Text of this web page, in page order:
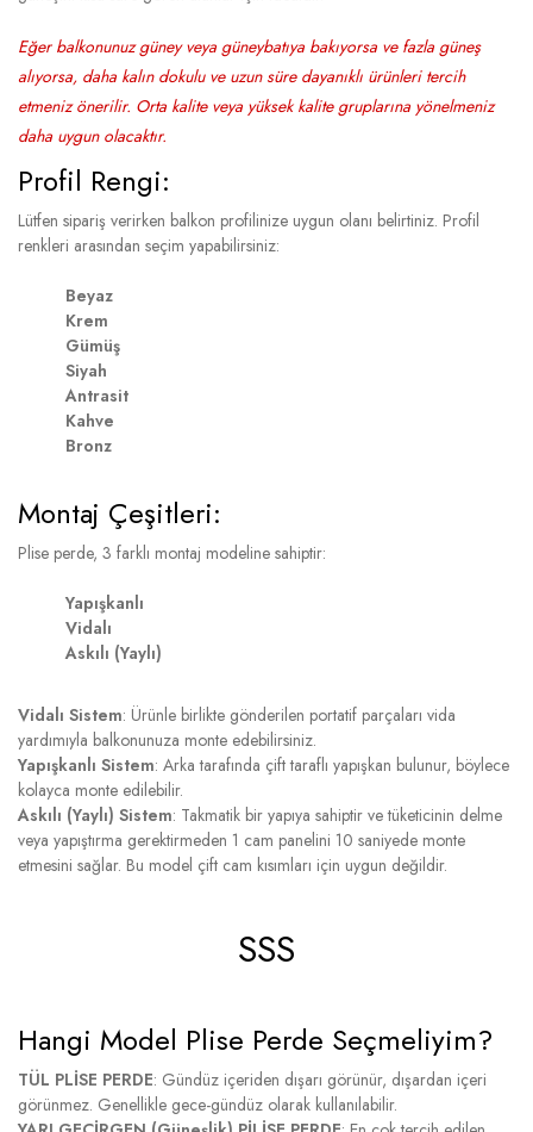
Eğer balkonunuz güney veya güneybatıya bakıyorsa ve fazla güneş
alıyorsa, daha kalın dokulu ve uzun süre dayanıklı ürünleri tercih
etmeniz önerilir. Orta kalite veya yüksek kalite gruplarına yönelmeniz
daha uygun olacaktır.
Profil Rengi:
Lütfen sipariş verirken balkon profilinize uygun olanı belirtiniz. Profil
renkleri arasından seçim yapabilirsiniz:
Beyaz
Krem
Gümüş
Siyah
Antrasit
Kahve
Bronz
Montaj Çeşitleri:
Plise perde, 3 farklı montaj modeline sahiptir:
Yapışkanlı
Vidalı
Askılı (Yaylı)
Vidalı Sistem: Ürünle birlikte gönderilen portatif parçaları vida
yardımıyla balkonunuza monte edebilirsiniz.
Yapışkanlı Sistem: Arka tarafında çift taraflı yapışkan bulunur, böylece
kolayca monte edilebilir.
Askılı (Yaylı) Sistem: Takmatik bir yapıya sahiptir ve tüketicinin delme
veya yapıştırma gerektirmeden 1 cam panelini 10 saniyede monte
etmesini sağlar. Bu model çift cam kısımları için uygun değildir.
SSS
Hangi Model Plise Perde Seçmeliyim?
TÜL PLİSE PERDE: Gündüz içeriden dışarı görünür, dışardan içeri
görünmez. Genellikle gece-gündüz olarak kullanılabilir.